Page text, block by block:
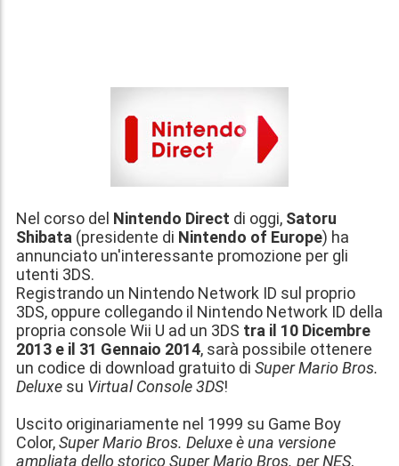
Nel corso del Nintendo Direct di oggi, Satoru
Shibata (presidente di Nintendo of Europe) ha
annunciato un'interessante promozione per gli
utenti 3DS.
Registrando un Nintendo Network ID sul proprio
3DS, oppure collegando il Nintendo Network ID della
propria console Wii U ad un 3DS tra il 10 Dicembre
2013 e il 31 Gennaio 2014, sarà possibile ottenere
un codice di download gratuito di Super Mario Bros.
Deluxe su Virtual Console 3DS!
Uscito originariamente nel 1999 su Game Boy
Color,Super Mario Bros. Deluxeè una versione
ampliata dello storico Super Mario Bros. per NES,